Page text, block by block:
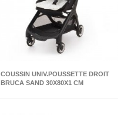
COUSSIN UNIV.POUSSETTE DROIT
BRUCA SAND 30X80X1 CM